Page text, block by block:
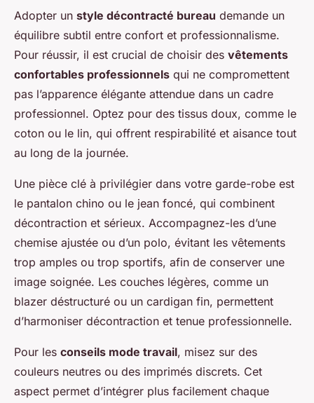
Adopter un style décontracté bureau demande un
équilibre subtil entre confort et professionnalisme.
Pour réussir, il est crucial de choisir des vêtements
confortables professionnels qui ne compromettent
pas l’apparence élégante attendue dans un cadre
professionnel. Optez pour des tissus doux, comme le
coton ou le lin, qui offrent respirabilité et aisance tout
au long de la journée.
Une pièce clé à privilégier dans votre garde-robe est
le pantalon chino ou le jean foncé, qui combinent
décontraction et sérieux. Accompagnez-les d’une
chemise ajustée ou d’un polo, évitant les vêtements
trop amples ou trop sportifs, afin de conserver une
image soignée. Les couches légères, comme un
blazer déstructuré ou un cardigan fin, permettent
d’harmoniser décontraction et tenue professionnelle.
Pour les conseils mode travail, misez sur des
couleurs neutres ou des imprimés discrets. Cet
aspect permet d’intégrer plus facilement chaque